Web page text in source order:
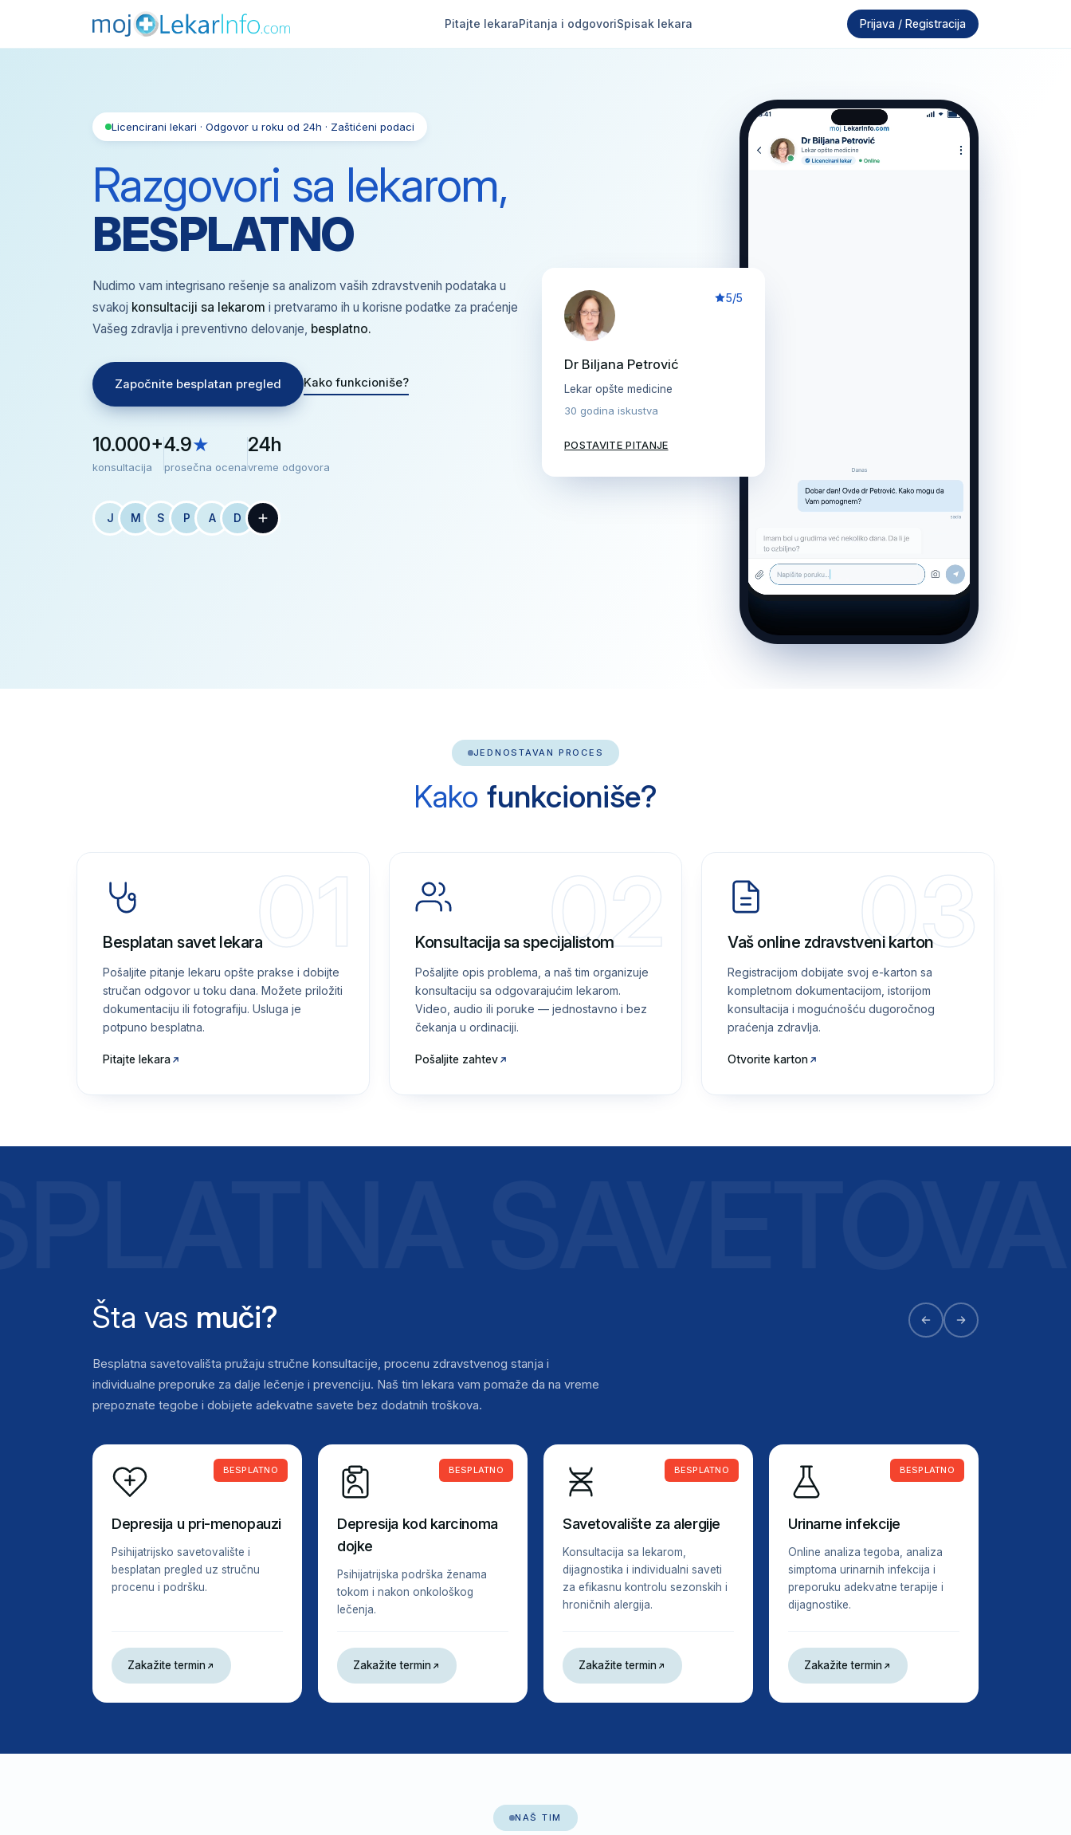
Pitajte lekaraPitanja i odgovoriSpisak lekara Prijava / Registracija
Licencirani lekari · Odgovor u roku od 24h · Zaštićeni podaci
Razgovori sa lekarom,
BESPLATNO
Nudimo vam integrisano rešenje sa analizom vaših zdravstvenih podataka u
svakoj konsultaciji sa lekarom i pretvaramo ih u korisne podatke za praćenje
Vašeg zdravlja i preventivno delovanje, besplatno.
Započnite besplatan pregled Kako funkcioniše?
10.000+
konsultacija
4.9★
prosečna ocena
24h
vreme odgovora
J M S P A D
5/5
Dr Biljana Petrović
Lekar opšte medicine
30 godina iskustva
POSTAVITE PITANJE
JEDNOSTAVAN PROCES
Kako funkcioniše?
01
Besplatan savet lekara
Pošaljite pitanje lekaru opšte prakse i dobijte
stručan odgovor u toku dana. Možete priložiti
dokumentaciju ili fotografiju. Usluga je
potpuno besplatna.
Pitajte lekara
02
Konsultacija sa specijalistom
Pošaljite opis problema, a naš tim organizuje
konsultaciju sa odgovarajućim lekarom.
Video, audio ili poruke — jednostavno i bez
čekanja u ordinaciji.
Pošaljite zahtev
03
Vaš online zdravstveni karton
Registracijom dobijate svoj e-karton sa
kompletnom dokumentacijom, istorijom
konsultacija i mogućnošću dugoročnog
praćenja zdravlja.
Otvorite karton
Šta vas muči?
Besplatna savetovališta pružaju stručne konsultacije, procenu zdravstvenog stanja i
individualne preporuke za dalje lečenje i prevenciju. Naš tim lekara vam pomaže da na vreme
prepoznate tegobe i dobijete adekvatne savete bez dodatnih troškova.
BESPLATNO
Depresija u pri-menopauzi
Psihijatrijsko savetovalište i
besplatan pregled uz stručnu
procenu i podršku.
Zakažite termin
BESPLATNO
Depresija kod karcinoma
dojke
Psihijatrijska podrška ženama
tokom i nakon onkološkog
lečenja.
Zakažite termin
BESPLATNO
Savetovalište za alergije
Konsultacija sa lekarom,
dijagnostika i individualni saveti
za efikasnu kontrolu sezonskih i
hroničnih alergija.
Zakažite termin
BESPLATNO
Urinarne infekcije
Online analiza tegoba, analiza
simptoma urinarnih infekcija i
preporuku adekvatne terapije i
dijagnostike.
Zakažite termin
NAŠ TIM